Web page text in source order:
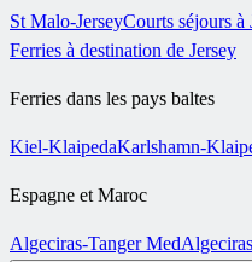
St Malo-JerseyCourts séjours à
Ferries à destination de Jersey
Ferries dans les pays baltes
Kiel-KlaipedaKarlshamn-
Espagne et Maroc
Algeciras-Tanger Med